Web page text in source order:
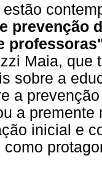
estão
prevenção
Maia, que
sobre a
a
a
inicial e
como